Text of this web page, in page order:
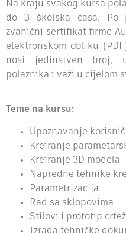
Na kraju svakog kursa
do 3 školska časa. Po
zvanični sertifikat firme
elektronskom obliku
nosi jedinstven broj,
polaznika i važi u cijelom
Teme na kursu:
Upoznavanje
Kreiranje
Kreiranje 3D modela
Napredne tehnike
Parametrizacija
Rad sa sklopovima
Stilovi i prototip